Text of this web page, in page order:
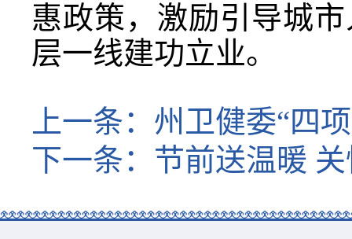
惠政策，激励引导城
层一线建功立业。
上一条： 州卫健委“四
下一条： 节前送温暖